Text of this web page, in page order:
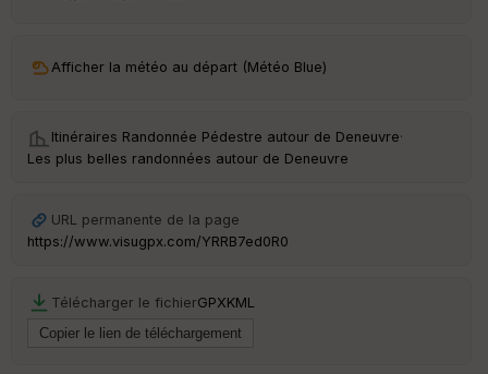
Afficher la météo au départ (Météo Blue)
Itinéraires Randonnée Pédestre autour de Deneuvre·
Les plus belles randonnées autour de Deneuvre
URL permanente de la page
https://www.visugpx.com/YRRB7ed0R0
Télécharger le fichierGPXKML